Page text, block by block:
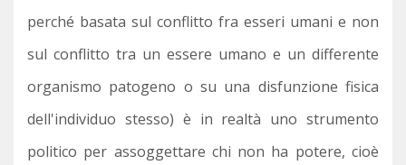
perché basata sul conflitto fra esseri umani e non
sul conflitto tra un essere umano e un differente
organismo patogeno o su una disfunzione fisica
dell'individuo stesso) è in realtà uno strumento
politico per assoggettare chi non ha potere, cioè